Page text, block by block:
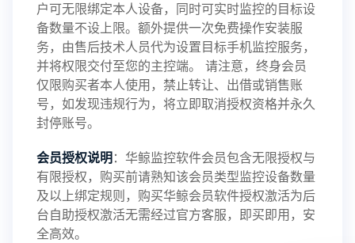
2024-03-16 V3.5
2023-01-12 V3.3
户可无限绑定本人设备，同时可实时监控的目标设
备数量不设上限。额外提供一次免费操作安装服
务，由售后技术人员代为设置目标手机监控服务，
并将权限交付至您的主控端。 请注意，终身会员
仅限购买者本人使用，禁止转让、出借或销售账
号，如发现违规行为，将立即取消授权资格并永久
封停账号。
会员授权说明 ：华鲸监控软件会员包含无限授权与
有限授权，购买前请熟知该会员类型监控设备数量
及以上绑定规则，购买华鲸会员软件授权激活为后
台自助授权激活无需经过官方客服，即买即用，安
全高效。